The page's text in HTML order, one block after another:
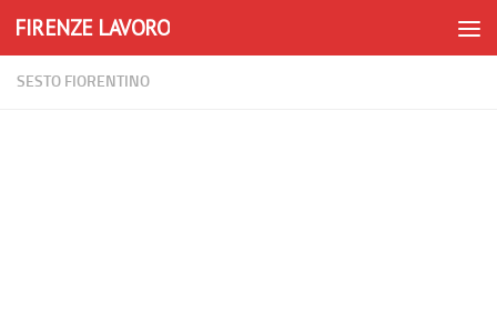
Skip to content
FIRENZE LAVORO
SESTO FIORENTINO